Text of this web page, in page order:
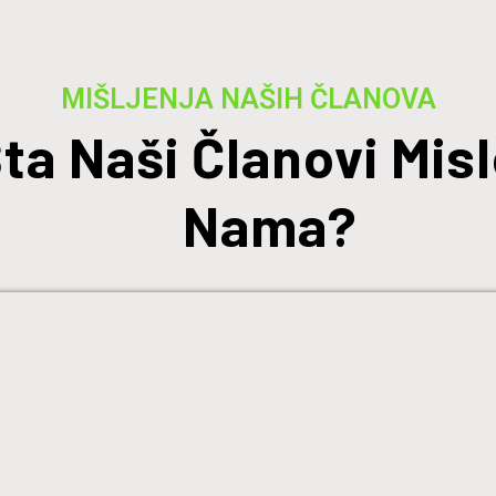
MIŠLJENJA NAŠIH ČLANOVA
Naši Članovi
Nama?